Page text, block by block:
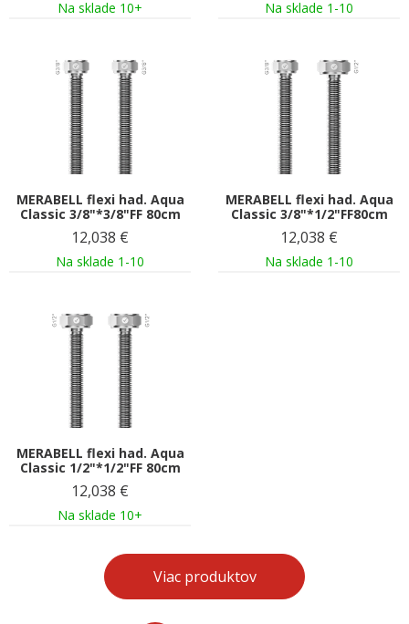
Na sklade 10+ Na sklade 1-10
MERABELL flexi had. Aqua
Classic 3/8"*3/8"FF 80cm
12,038 €
Na sklade 1-10
MERABELL flexi had. Aqua
Classic 3/8"*1/2"FF80cm
12,038 €
Na sklade 1-10
MERABELL flexi had. Aqua
Classic 1/2"*1/2"FF 80cm
12,038 €
Na sklade 10+
Viac produktov